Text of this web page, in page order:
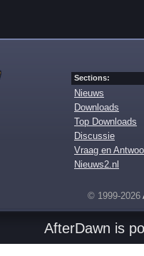
Sections:
Nieuws
Downloads
Top Downloads
Discussie
Vraag en
Nieuws2.nl
© 1999-2026
AfterDawn is